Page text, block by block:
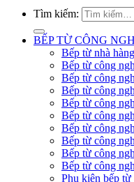
Tìm kiếm:
BẾP TỪ CÔNG
Bếp từ nhà
Bếp từ công
Bếp từ công
Bếp từ công
Bếp từ công
Bếp từ công
Bếp từ công
Bếp từ công
Bếp từ công
Bếp từ công
Phụ kiện bếp